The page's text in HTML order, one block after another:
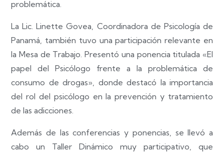
problemática.
La Lic. Linette Govea, Coordinadora de Psicología de
Panamá, también tuvo una participación relevante en
la Mesa de Trabajo. Presentó una ponencia titulada «El
papel del Psicólogo frente a la problemática de
consumo de drogas», donde destacó la importancia
del rol del psicólogo en la prevención y tratamiento
de las adicciones.
Además de las conferencias y ponencias, se llevó a
cabo un Taller Dinámico muy participativo, que